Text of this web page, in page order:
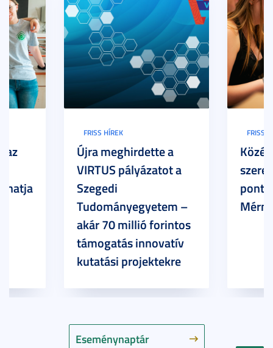
Eseménynaptár
az
FRISS HÍREK
Újra meghirdette a
VIRTUS pályázatot a
Szegedi
Tudományegyetem –
akár 70 millió forintos
támogatás innovatív
kutatási projektekre
FRISS